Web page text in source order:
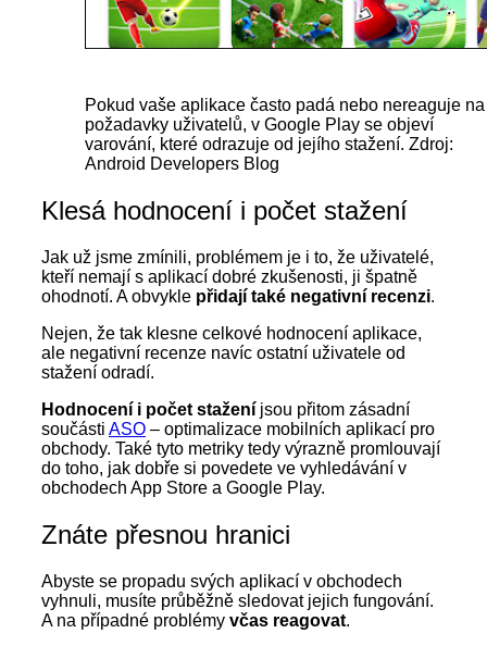
Pokud vaše aplikace často padá nebo nereaguje na
požadavky uživatelů, v Google Play se objeví
varování, které odrazuje od jejího stažení. Zdroj:
Android Developers Blog
Klesá hodnocení i počet stažení
Jak už jsme zmínili, problémem je i to, že uživatelé,
kteří nemají s aplikací dobré zkušenosti, ji špatně
ohodnotí. A obvykle přidají také negativní recenzi.
Nejen, že tak klesne celkové hodnocení aplikace,
ale negativní recenze navíc ostatní uživatele od
stažení odradí.
Hodnocení i počet stažení jsou přitom zásadní
součásti ASO – optimalizace mobilních aplikací pro
obchody. Také tyto metriky tedy výrazně promlouvají
do toho, jak dobře si povedete ve vyhledávání v
obchodech App Store a Google Play.
Znáte přesnou hranici
Abyste se propadu svých aplikací v obchodech
vyhnuli, musíte průběžně sledovat jejich fungování.
A na případné problémy včas reagovat.